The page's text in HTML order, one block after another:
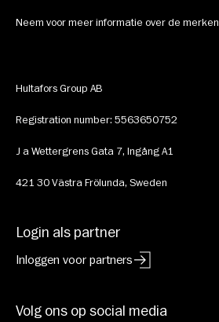
Neem voor meer informatie over de merken
Hultafors Group AB
Registration number: 5563650752
J a Wettergrens Gata 7, Ingång A1
421 30 Västra Frölunda, Sweden
Login als partner
Inloggen voor partners
Volg ons op social media